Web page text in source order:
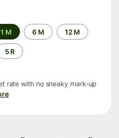
1 M 6 M 12 M
5 R
rate with no sneaky mark-up